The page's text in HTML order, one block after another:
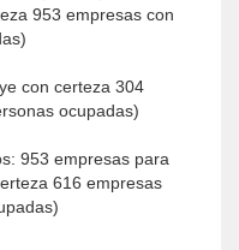
953 empresas con
con certeza 304
ocupadas)
953 empresas para
616 empresas